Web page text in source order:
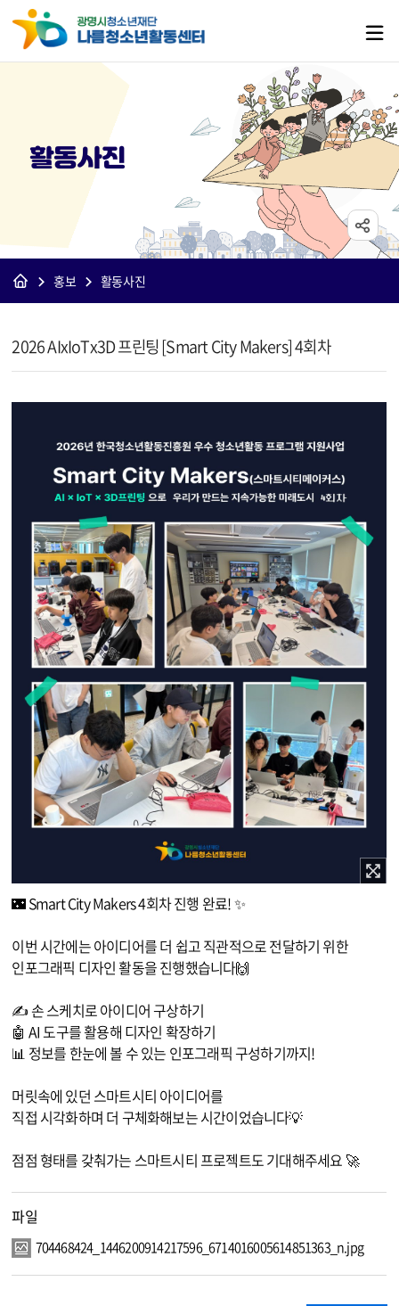
활동사진
홍보 활동사진
2026 AIxIoTx3D 프린팅 [Smart City Makers] 4회차
이미지 확대보기
🌃 Smart City Makers 4회차 진행 완료! ✨
이번 시간에는 아이디어를 더 쉽고 직관적으로 전달하기 위한
인포그래픽 디자인 활동을 진행했습니다🙌
✍️ 손 스케치로 아이디어 구상하기
🤖 AI 도구를 활용해 디자인 확장하기
📊 정보를 한눈에 볼 수 있는 인포그래픽 구성하기까지!
머릿속에 있던 스마트시티 아이디어를
직접 시각화하며 더 구체화해보는 시간이었습니다💡
점점 형태를 갖춰가는 스마트시티 프로젝트도 기대해주세요 🚀
파일
704468424_1446200914217596_6714016005614851363_n.jpg